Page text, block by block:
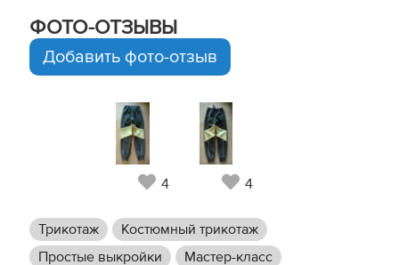
ФОТО-ОТЗЫВЫ
Добавить фото-отзыв
4 4
Трикотаж
Костюмный трикотаж
Простые выкройки
Мастер-класс